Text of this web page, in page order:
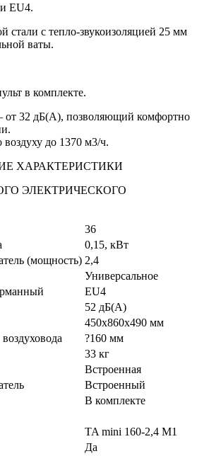
EU4.
стали с тепло-звукоизоляцией 25 мм
ваты.
в комплекте.
от 32 дБ(А), позволяющий комфортно
до 1370 м3/ч.
ХАРАКТЕРИСТИКИ
ЭЛЕКТРИЧЕСКОГО
36
0,15, кВт
(мощность) 2,4
Универсальное
EU4
52 дБ(А)
450х860х490 мм
?160 мм
33 кг
Встроенная
Встроенный
В комплекте
TA mini 160-2,4 M1
Да